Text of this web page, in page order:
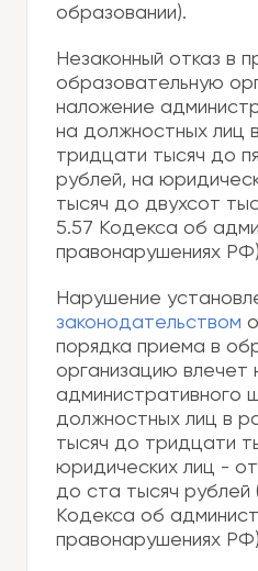
образовании).
Незаконный отказ в
образовательную
наложение
на должностных лиц
тридцати тысяч до
рублей, на
тысяч до двухсот
5.57 Кодекса об
правонарушениях
Нарушение
законодательством
порядка приема в
организацию влечет
административного
должностных лиц в
тысяч до тридцати
юридических лиц -
до ста тысяч рублей
Кодекса об
правонарушениях